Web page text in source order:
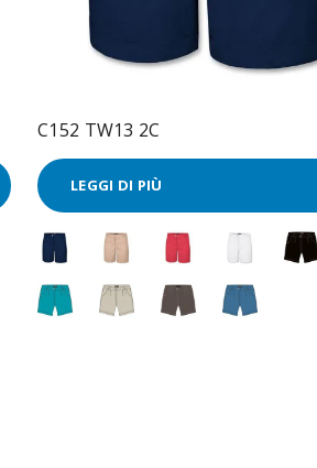
C152 TW13 2C
LEGGI DI PIÙ